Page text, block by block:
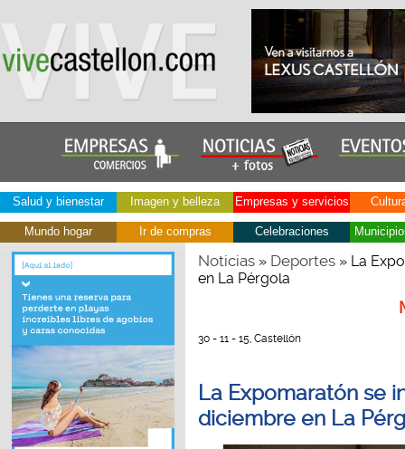
Salud y bienestar Imagen y belleza Empresas y servicios
Mundo hogar Ir de compras Celebraciones
Noticias» Deportes» La
en La Pérgola
30 - 11 - 15, Castellón
La Expomaratón se
diciembre en La